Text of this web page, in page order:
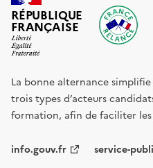
RÉPUBLIQUE
FRANÇAISE
La bonne alternance
trois types d’acteurs
formation, afin de faciliter
info.gouv.fr service-